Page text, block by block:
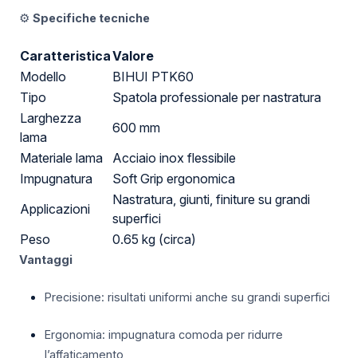
⚙️ Specifiche tecniche
CaratteristicaValore
Modello
BIHUI PTK60
Tipo
Spatola professionale per nastratura
Larghezza
lama
600 mm
Materiale lama
Acciaio inox flessibile
Impugnatura
Soft Grip ergonomica
Applicazioni
Nastratura, giunti, finiture su grandi
superfici
Peso
0.65 kg (circa)
Vantaggi
Precisione: risultati uniformi anche su grandi superfici
Ergonomia: impugnatura comoda per ridurre
l’affaticamento